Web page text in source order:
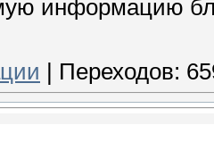
информацию
Переходов: